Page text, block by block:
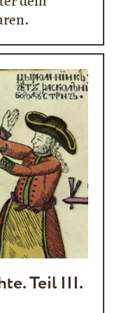
Teil III.